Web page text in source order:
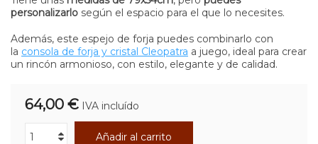
personalizarlo según el espacio para el que lo necesites.
Además, este espejo de forja puedes combinarlo con
la consola de forja y cristal Cleopatra a juego, ideal para crear
un rincón armonioso, con estilo, elegante y de calidad.
64,00 € IVA incluído
Añadir al carrito